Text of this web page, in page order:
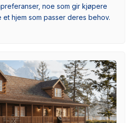
noe som gir kjøpere
et hjem som passer deres behov.